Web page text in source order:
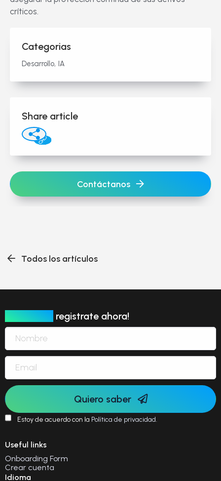
críticos.
Categorias
Desarrollo IA
Share article
Contáctanos
Todos los artículos
registrate ahora!
Quiero saber
Estoy de acuerdo con la Política de privacidad.
Useful links
Onboarding Form
Crear cuenta
Idioma